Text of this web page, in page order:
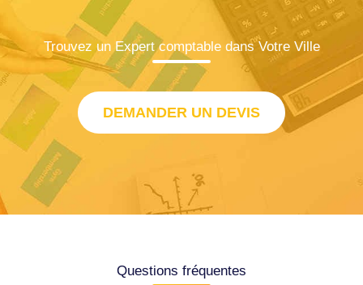
Trouvez un Expert comptable dans Votre Ville
DEMANDER UN DEVIS
Questions fréquentes